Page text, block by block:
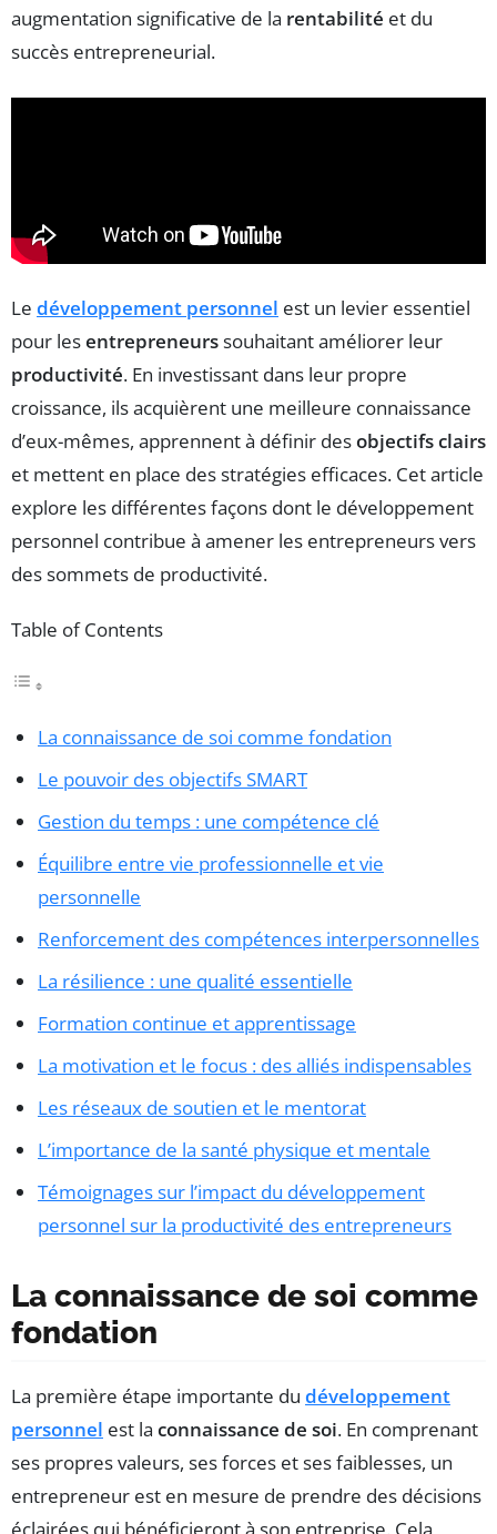
augmentation significative de la rentabilité et du
succès entrepreneurial.
Le développement personnel est un levier essentiel
pour lesentrepreneurssouhaitant améliorer leur
productivité. En investissant dans leur propre
croissance, ils acquièrent une meilleure connaissance
d’eux-mêmes, apprennent à définir desobjectifs clairs
et mettent en place des stratégies efficaces. Cet article
explore les différentes façons dont le développement
personnel contribue à amener les entrepreneurs vers
des sommets de productivité.
Table of Contents
La connaissance de soi comme fondation
Le pouvoir des objectifs SMART
Gestion du temps : une compétence clé
Équilibre entre vie professionnelle et vie
personnelle
Renforcement des compétences interpersonnelles
La résilience : une qualité essentielle
Formation continue et apprentissage
La motivation et le focus : des alliés indispensables
Les réseaux de soutien et le mentorat
L’importance de la santé physique et mentale
Témoignages sur l’impact du développement
personnel sur la productivité des entrepreneurs
La connaissance de soi comme
fondation
La première étape importante du développement
personnel est la connaissance de soi. En comprenant
ses propres valeurs, ses forces et ses faiblesses, un
entrepreneur est en mesure de prendre des décisions
éclairées qui bénéficieront à son entreprise. Cela